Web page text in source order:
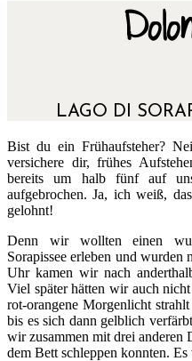
LAGO DI
Bist du ein Frühaufsteher?
versichere dir, frühes
bereits um halb fünf auf
aufgebrochen. Ja, ich weiß,
gelohnt!
Denn wir wollten einen
Sorapissee erleben und wurden
Uhr kamen wir nach
Viel später hätten wir auch
rot-orangene Morgenlicht
bis es sich dann gelblich
wir zusammen mit drei anderen
dem Bett schleppen konnten.